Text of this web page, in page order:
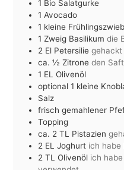
1 Bio Salatgurke
1 Avocado
1 kleine
1 Zweig Basilikum die
2 El Petersilie gehackt
ca. ½Zitrone den Saft
1 EL Olivenöl
optional 1 kleine
Salz
frisch gemahlener
Topping
ca. 2 TL Pistazien
2 EL Joghurt ich habe
2 TL Olivenöl ich